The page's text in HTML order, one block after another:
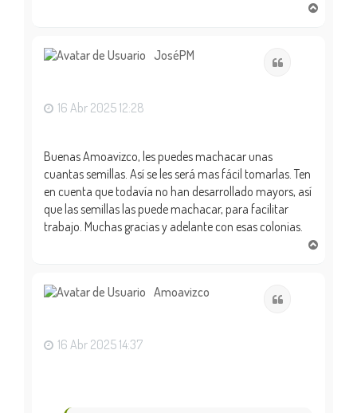
JoséPM
16 Abr 2025 12:28
Buenas Amoavizco, les puedes machacar unas
cuantas semillas. Así se les será mas fácil tomarlas. Ten
en cuenta que todavía no han desarrollado mayors, así
que las semillas las puede machacar, para facilitar
trabajo. Muchas gracias y adelante con esas colonias.
Amoavizco
16 Abr 2025 14:37